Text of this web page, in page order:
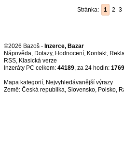
Stránka: 1 2 3
©2026 Bazoš - Inzerce, Bazar
Nápověda, Dotazy, Hodnocení, Kontakt,
RSS,
Inzeráty PC celkem: 44189, za 24 hodin: 1769
Mapa kategorií, Nejvyhledávanější výrazy
Země: Česká republika, Slovensko, Polsko,